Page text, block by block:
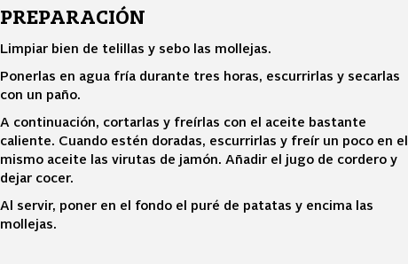
PREPARACIÓN
Limpiar bien de telillas y sebo las mollejas.
Ponerlas en agua fría durante tres horas, escurrirlas y secarlas
con un paño.
A continuación, cortarlas y freírlas con el aceite bastante
caliente. Cuando estén doradas, escurrirlas y freír un poco en el
mismo aceite las virutas de jamón. Añadir el jugo de cordero y
dejar cocer.
Al servir, poner en el fondo el puré de patatas y encima las
mollejas.